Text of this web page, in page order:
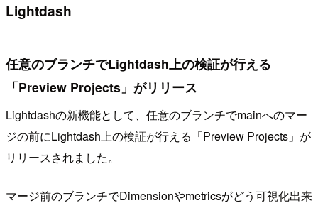
Lightdash
任意のブランチでLightdash上の検証が行える
「Preview Projects」がリリース
Lightdashの新機能として、任意のブランチでmainへのマー
ジの前にLightdash上の検証が行える「Preview Projects」が
リリースされました。
マージ前のブランチでDimensionやmetricsがどう可視化出来